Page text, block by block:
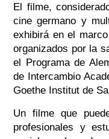
El filme,
cine germano y
exhibirá en el
organizados por la
el Programa de
de Intercambio
Goethe Institut de
Un filme que
profesionales y